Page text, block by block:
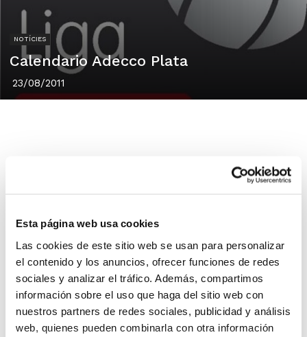
Esta página web usa cookies
Las cookies de este sitio web se usan para personalizar
el contenido y los anuncios, ofrecer funciones de redes
sociales y analizar el tráfico. Además, compartimos
información sobre el uso que haga del sitio web con
nuestros partners de redes sociales, publicidad y análisis
web, quienes pueden combinarla con otra información
NOTÍCIES
Calendario Adecco Plata
23/08/2011
El 7 de octubre comenzará la undécima edición de la
Adecco Plata. Trece equipos, entre ellos el Gandia
Adecco Oro.
La primera de ellas será para el campeón de una Liga
Regular que comenzará el 7 de octubre y que
terminará el 27 de abril. A partir de ahí, los equipos
clasificados del 2º al 9º puesto se disputarán la
segunda plaza de ascenso en los playoffs de cuartos,
semifinales y final.